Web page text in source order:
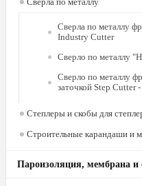
Сверла по металлу
Industry Cutter
Сверло по металлу
Сверло по металлу
заточкой Step Cutter
Степлеры и скобы для
Строительные карандаши и
Пароизоляция, мембрана и